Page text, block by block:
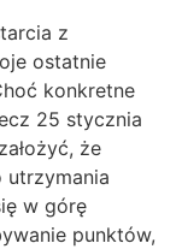
z
ostatnie
konkretne
25 stycznia
że
utrzymania
w górę
punktów,